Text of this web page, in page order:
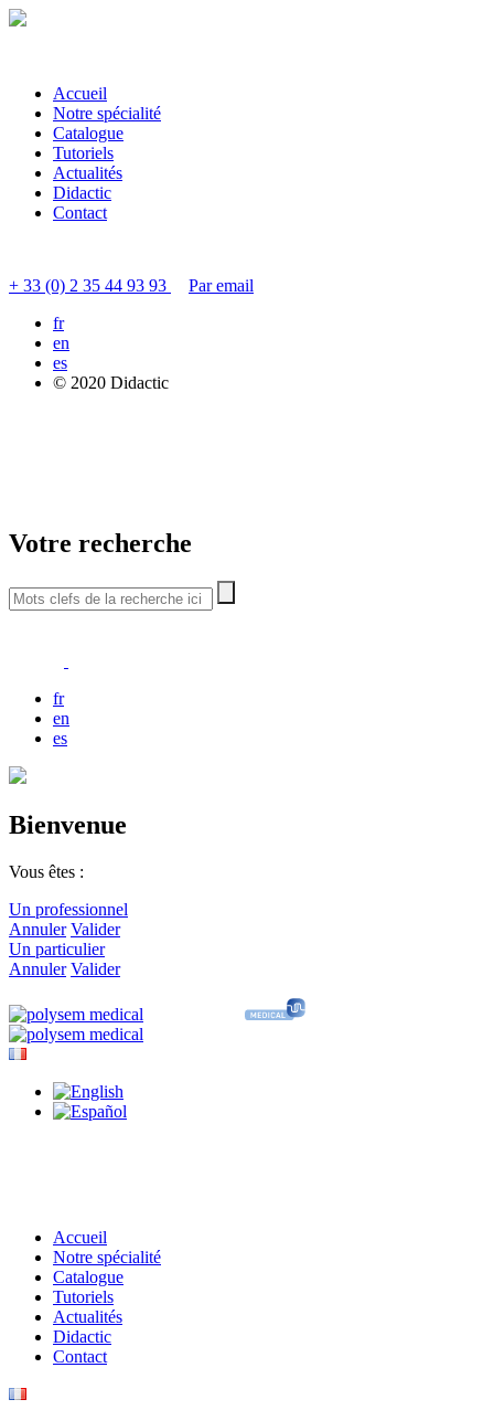
Accueil
Notre spécialité
Catalogue
Tutoriels
Actualités
Didactic
Contact
+ 33 (0) 2 35 44 93 93
Par email
fr
en
es
© 2020 Didactic
Votre recherche
fr
en
es
Bienvenue
Vous êtes :
Un professionnel
Annuler Valider
Un particulier
Annuler Valider
Accueil
Notre spécialité
Catalogue
Tutoriels
Actualités
Didactic
Contact